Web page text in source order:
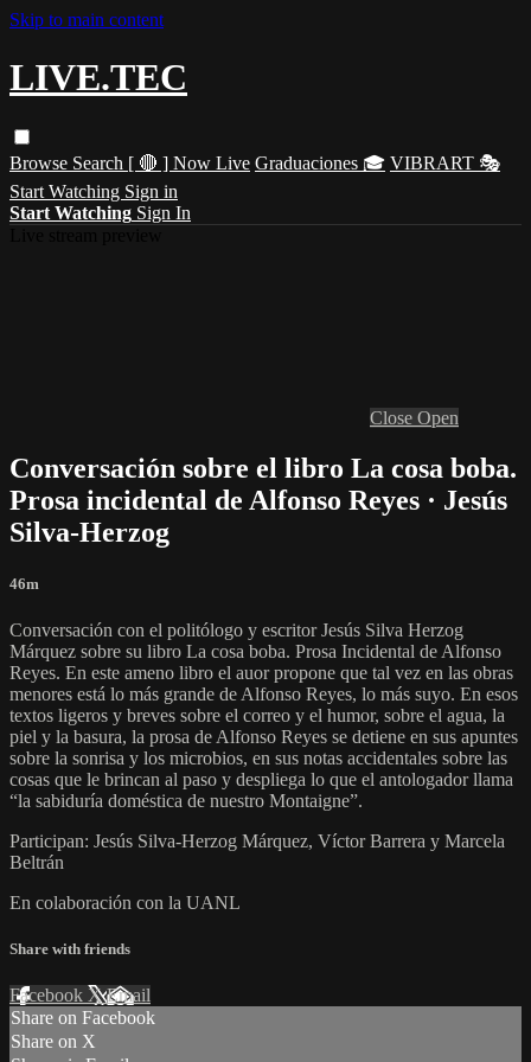
Skip to main content
LIVE.TEC
Browse Search [ 🔴 ] Now Live Graduaciones 🎓 VIBRART 🎭
Start Watching Sign in
Start Watching Sign In
Close Open
Conversación sobre el libro La cosa boba.
Prosa incidental de Alfonso Reyes · Jesús
Silva-Herzog
46m
Conversación con el politólogo y escritor Jesús Silva Herzog
Márquez sobre su libro La cosa boba. Prosa Incidental de Alfonso
Reyes. En este ameno libro el auor propone que tal vez en las obras
menores está lo más grande de Alfonso Reyes, lo más suyo. En esos
textos ligeros y breves sobre el correo y el humor, sobre el agua, la
piel y la basura, la prosa de Alfonso Reyes se detiene en sus apuntes
sobre la sonrisa y los microbios, en sus notas accidentales sobre las
cosas que le brincan al paso y despliega lo que el antologador llama
“la sabiduría doméstica de nuestro Montaigne”.
Participan: Jesús Silva-Herzog Márquez, Víctor Barrera y Marcela
Beltrán
En colaboración con la UANL
Share with friends
Facebook XEmail
Share on Facebook
Share on X